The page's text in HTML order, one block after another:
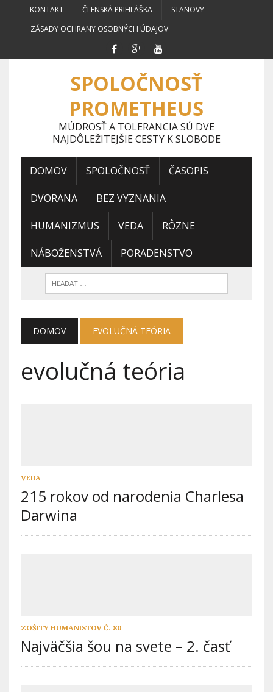
KONTAKT ČLENSKÁ PRIHLÁŠKA
STANOVY
ZÁSADY OCHRANY OSOBNÝCH ÚDAJOV
SPOLOČNOSŤ
PROMETHEUS
MÚDROSŤ A TOLERANCIA SÚ DVE
NAJDÔLEŽITEJŠIE CESTY K SLOBODE
DOMOV SPOLOČNOSŤ ČASOPIS
DVORANA BEZ VYZNANIA
HUMANIZMUS VEDA RÔZNE
NÁBOŽENSTVÁ PORADENSTVO
DOMOV EVOLUČNÁ TEÓRIA
evolučná teória
VEDA
215 rokov od narodenia Charlesa
Darwina
ZOŠITY HUMANISTOV Č. 80
Najväčšia šou na svete – 2. časť